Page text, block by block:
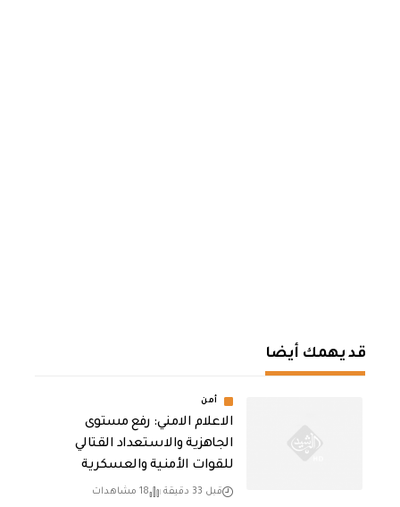
قد يهمك أيضا
أمن
الاعلام الامني: رفع مستوى
الجاهزية والاستعداد القتالي
للقوات الأمنية والعسكرية
قبل 33 دقيقة 18 مشاهدات